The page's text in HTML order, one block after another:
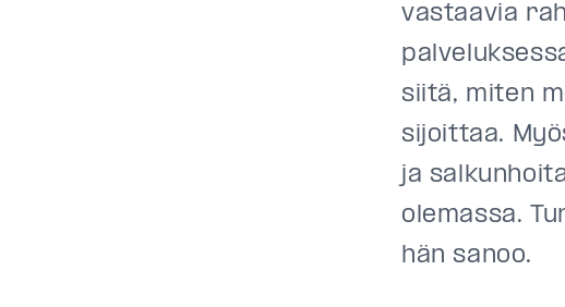
vastaavia
siitä, miten
sijoittaa.
ja
olemassa.
hän sanoo.